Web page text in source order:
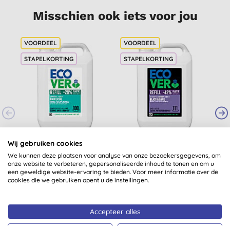
Misschien ook iets voor jou
STAPELKORTING
Wasmiddel Universal
5L (100 wasbeurten)
(95 )
€ 32,59 KOPEN
STAPELKORTING
& Zwarte Was 5L
(1)
€ 24,99 KOPEN
Wij gebruiken cookies
We kunnen deze plaatsen voor analyse van onze bezoekersgegevens, om
onze website te verbeteren, gepersonaliseerde inhoud te tonen en om u
een geweldige website-ervaring te bieden. Voor meer informatie over de
cookies die we gebruiken opent u de instellingen.
Accepteer alles